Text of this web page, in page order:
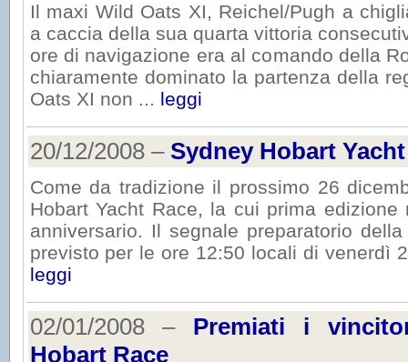
Il maxi Wild Oats XI, Reichel/Pugh a
a caccia della sua quarta vittoria
ore di navigazione era al comando della
chiaramente dominato la partenza della
Oats XI non ... leggi
20/12/2008 – Sydney Hobart
Come da tradizione il prossimo 26
Hobart Yacht Race, la cui prima
anniversario. Il segnale preparatorio
previsto per le ore 12:50 locali di venerdì
leggi
02/01/2008 – Premiati i
Hobart Race